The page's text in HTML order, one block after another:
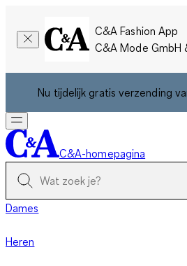
C&A Fashion App
C&A Mode GmbH
Nu tijdelijk gratis verzending
C&A-homepagina
Dames
Heren